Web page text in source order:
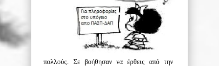
πολλούς. Σε βοήθησαν να έρθεις από την